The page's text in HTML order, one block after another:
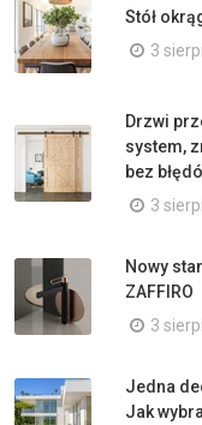
Stół
3
Drzwi
system,
bez
3
Nowy
ZAFFIRO
3
Jedna
Jak